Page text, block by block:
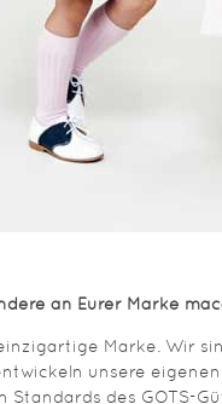
an Eurer Marke
Marke. Wir
unsere
Standards des GOTS-